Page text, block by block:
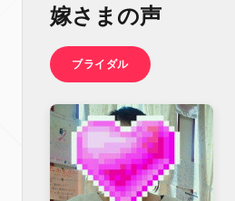
嫁さまの声
ブライダル